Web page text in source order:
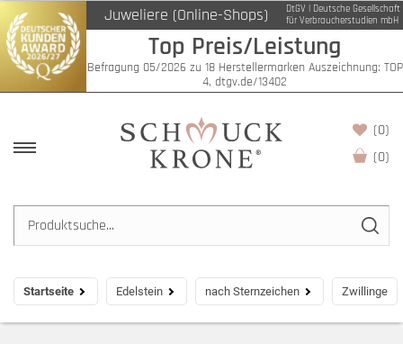
Juweliere (Online-Shops)
DtGV | Deutsche Gesellschaft
für Verbraucherstudien mbH
Top Preis/Leistung
Befragung 05/2026 zu 18 Herstellermarken Auszeichnung: TOP
4, dtgv.de/13402
(0)
(0)
Startseite Edelstein nach Sternzeichen Zwillinge
Filter